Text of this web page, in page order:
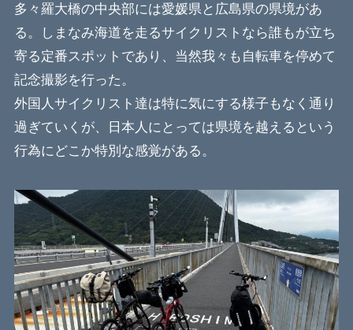
多々羅大橋の中央部には愛媛県と広島県の県境があ
る。しまなみ海道を走るサイクリストなら誰もが立ち
寄る定番スポットであり、当然我々も自転車を停めて
記念撮影を行った。
外国人サイクリスト達は特に気にする様子もなく通り
過ぎていくが、日本人にとっては県境を越えるという
行為にどこか特別な感覚がある。